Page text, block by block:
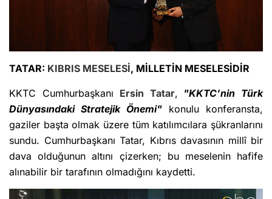
TATAR: KIBRIS MESELESİ, MİLLETİN MESELESİDİR
KKTC Cumhurbaşkanı Ersin Tatar, "KKTC’nin Türk
Dünyasındaki Stratejik Önemi" konulu konferansta,
gaziler başta olmak üzere tüm katılımcılara şükranlarını
sundu. Cumhurbaşkanı Tatar, Kıbrıs davasının millî bir
dava olduğunun altını çizerken; bu meselenin hafife
alınabilir bir tarafının olmadığını kaydetti.